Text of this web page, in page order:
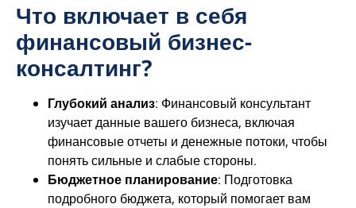
Что включает в себя
финансовый бизнес-
консалтинг?
Глубокий анализ: Финансовый консультант
изучает данные вашего бизнеса, включая
финансовые отчеты и денежные потоки, чтобы
понять сильные и слабые стороны.
Бюджетное планирование: Подготовка
подробного бюджета, который помогает вам